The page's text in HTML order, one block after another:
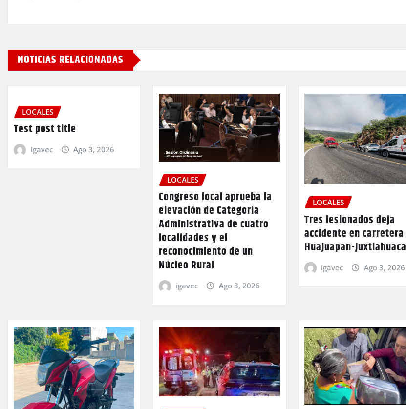
NOTICIAS RELACIONADAS
LOCALES
Test post title
igavec Ago 3, 2026
LOCALES
Congreso local aprueba la
elevación de Categoría
Administrativa de cuatro
localidades y el
reconocimiento de un
Núcleo Rural
igavec Ago 3, 2026
LOCALES
Tres lesionados deja
accidente en carretera
Huajuapan-Juxtlahuaca
igavec Ago 3, 2026